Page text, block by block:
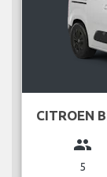
CITROEN
group
5